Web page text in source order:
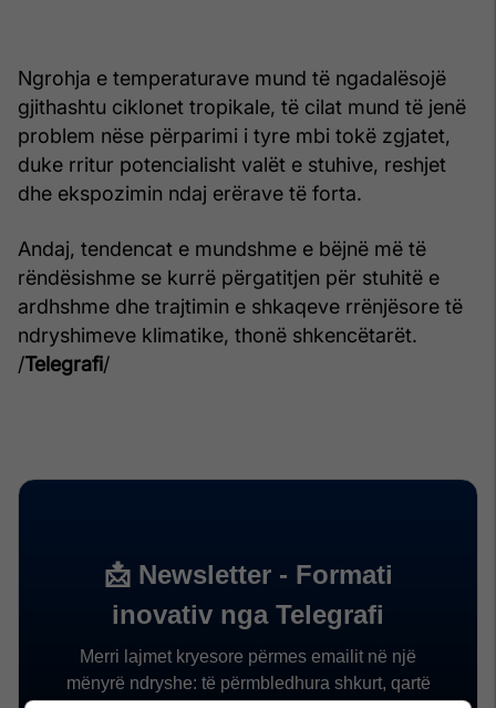
Ngrohja e temperaturave mund të ngadalësojë
gjithashtu ciklonet tropikale, të cilat mund të jenë
problem nëse përparimi i tyre mbi tokë zgjatet,
duke rritur potencialisht valët e stuhive, reshjet
dhe ekspozimin ndaj erërave të forta.
Andaj, tendencat e mundshme e bëjnë më të
rëndësishme se kurrë përgatitjen për stuhitë e
ardhshme dhe trajtimin e shkaqeve rrënjësore të
ndryshimeve klimatike, thonë shkencëtarët.
/Telegrafi/